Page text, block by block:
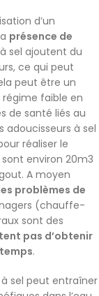
d’un
présence de
à sel ajoutent du
ce qui peut
peut être un
faible en
de santé liés au
adoucisseurs à sel
réaliser le
environ 20m3
A moyen
problèmes de
(chauffe-
sont des
pas d’obtenir
.
à sel peut entraîner